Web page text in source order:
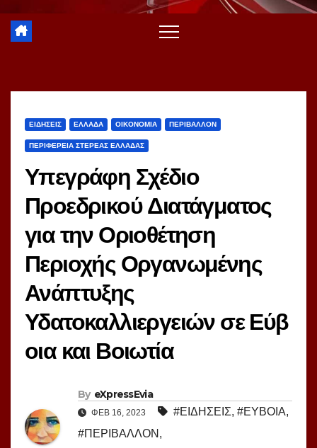
ΕΙΔΗΣΕΙΣ ΕΛΛΑΔΑ ΟΙΚΟΝΟΜΙΑ ΠΕΡΙΒΑΛΛΟΝ
ΠΕΡΙΦΕΡΕΙΑ ΣΤΕΡΕΑΣ ΕΛΛΑΔΑΣ
Υπεγράφη Σχέδιο
Προεδρικού Διατάγματος
για την Οριοθέτηση
Περιοχής Οργανωμένης
Ανάπτυξης
Υδατοκαλλιεργειών σε Εύβ
οια και Βοιωτία
By eXpressEvia
ΦΕΒ 16, 2023 #ΕΙΔΗΣΕΙΣ, #ΕΥΒΟΙΑ,
#ΠΕΡΙΒΑΛΛΟΝ ,